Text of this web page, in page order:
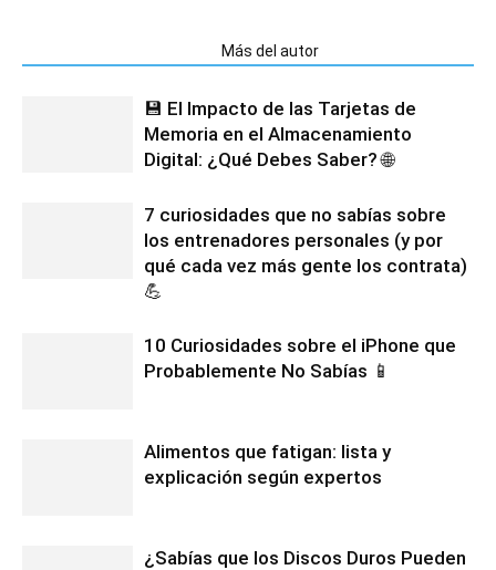
Más del autor
💾 El Impacto de las Tarjetas de
Memoria en el Almacenamiento
Digital: ¿Qué Debes Saber? 🌐
7 curiosidades que no sabías sobre
los entrenadores personales (y por
qué cada vez más gente los contrata)
💪
10 Curiosidades sobre el iPhone que
Probablemente No Sabías 📱
Alimentos que fatigan: lista y
explicación según expertos
¿Sabías que los Discos Duros Pueden